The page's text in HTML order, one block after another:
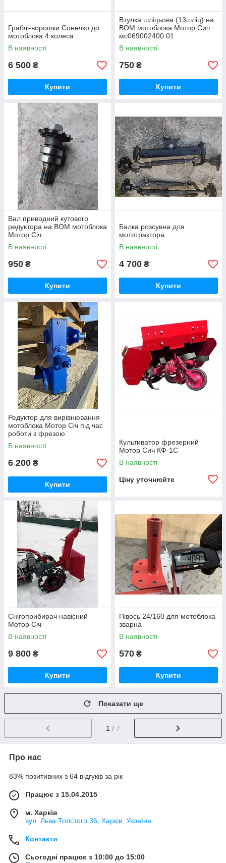
Граблі-ворошки Сонечко до
мотоблока 4 колеса
В наявності
6 500 ₴
Купити
Втулка шліцьова (13шліц) на
ВОМ мотоблока Мотор Сич
мс069002400 01
В наявності
750 ₴
Купити
Вал приводний кутового
редуктора на ВОМ мотоблока
Мотор Січ
В наявності
950 ₴
Купити
Балка розсувна для
мототрактора
В наявності
4 700 ₴
Купити
Редуктор для вирівнювання
мотоблока Мотор Січ під час
роботи з фрезою
В наявності
6 200 ₴
Купити
Культиватор фрезерний
Мотор Сич КФ-1С
В наявності
Ціну уточнюйте
Снігоприбирач навісний
Мотор Січ
В наявності
9 800 ₴
Купити
Півось 24/160 для мотоблока
зварна
В наявності
570 ₴
Купити
Показати ще
1 / 7
Про нас
83% позитивних з 64 відгуків за рік
Працює з 15.04.2015
м. Харків
вул. Льва Толстого 36, Харків, Україна
Контакти
Сьогодні працює з 10:00 до 15:00